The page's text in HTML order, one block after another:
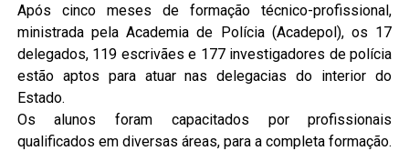
Após cinco meses de formação técnico-profissional,
ministrada pela Academia de Polícia (Acadepol), os 17
delegados, 119 escrivães e 177 investigadores de polícia
estão aptos para atuar nas delegacias do interior do
Estado.
Os alunos foram capacitados por profissionais
qualificados em diversas áreas, para a completa formação.